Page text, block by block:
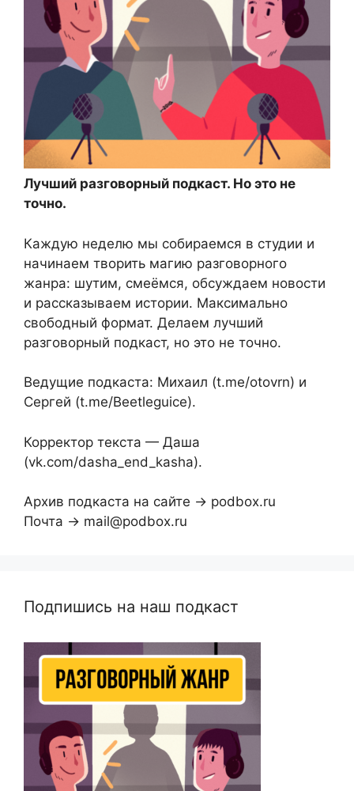
Лучший разговорный подкаст. Но это не
точно.
Каждую неделю мы собираемся в студии и
начинаем творить магию разговорного
жанра: шутим, смеёмся, обсуждаем новости
и рассказываем истории. Максимально
свободный формат. Делаем лучший
разговорный подкаст, но это не точно.
Ведущие подкаста: Михаил (t.me/otovrn) и
Сергей (t.me/Beetleguice).
Корректор текста — Даша
(vk.com/dasha_end_kasha).
Архив подкаста на сайте → podbox.ru
Почта → mail@podbox.ru
Подпишись на наш подкаст